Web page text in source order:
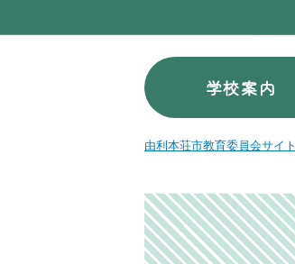
学校案内
由利本荘市教育委員会サイト